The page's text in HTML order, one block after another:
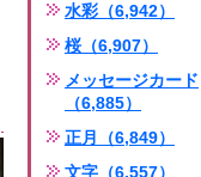
水彩（6,942）
桜（6,907）
メッセージカード
（6,885）
正月（6,849）
文字（6,557）